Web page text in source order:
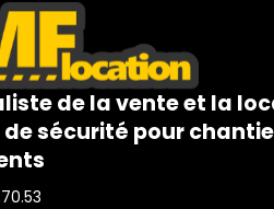
de la vente et la
sécurité pour